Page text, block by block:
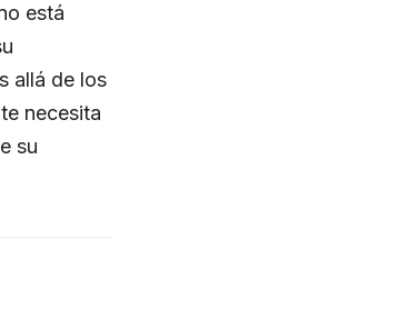
está
allá de los
necesita
su